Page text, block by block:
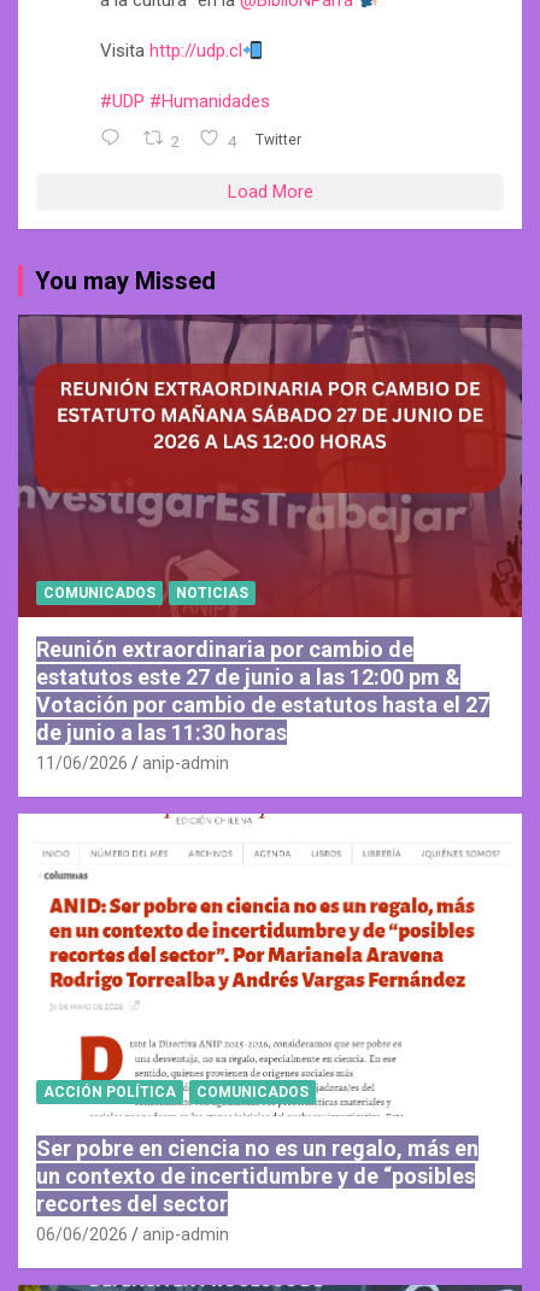
Visita http://udp.cl
#UDP #Humanidades
2 4 Twitter
Load More
You may Missed
COMUNICADOS NOTICIAS
Reunión extraordinaria por cambio de
estatutos este 27 de junio a las 12:00 pm &
Votación por cambio de estatutos hasta el 27
de junio a las 11:30 horas
11/06/2026 anip-admin
ACCIÓN POLÍTICA COMUNICADOS
Ser pobre en ciencia no es un regalo, más en
un contexto de incertidumbre y de “posibles
recortes del sector
06/06/2026 anip-admin